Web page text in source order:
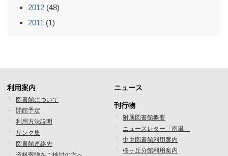
2012 (48)
2011 (1)
フ
ッ
タ
ー
利用案内
図書館について
開館予定
利用方法説明
リンク集
図書館連絡先
フ
ッ
タ
ー
ニュース
刊行物
附属図書館概要
ニュースレター「南風」
中央図書館利用案内
桜ヶ丘分館利用案内